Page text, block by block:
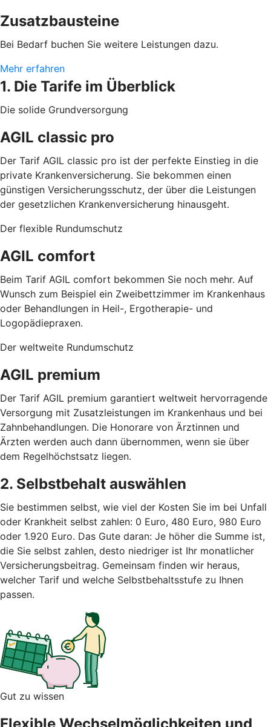
Zusatzbausteine
Bei Bedarf buchen Sie weitere Leistungen dazu.
Mehr erfahren
1. Die Tarife im Überblick
Die solide Grundversorgung
AGIL classic pro
Der Tarif AGIL classic pro ist der perfekte Einstieg in die
private Krankenversicherung. Sie bekommen einen
günstigen Versicherungsschutz, der über die Leistungen
der gesetzlichen Krankenversicherung hinausgeht.
Der flexible Rundumschutz
AGIL comfort
Beim Tarif AGIL comfort bekommen Sie noch mehr. Auf
Wunsch zum Beispiel ein Zweibettzimmer im Krankenhaus
oder Behandlungen in Heil-, Ergotherapie- und
Logopädiepraxen.
Der weltweite Rundumschutz
AGIL premium
Der Tarif AGIL premium garantiert weltweit hervorragende
Versorgung mit Zusatzleistungen im Krankenhaus und bei
Zahnbehandlungen. Die Honorare von Ärztinnen und
Ärzten werden auch dann übernommen, wenn sie über
dem Regelhöchstsatz liegen.
2. Selbstbehalt auswählen
Sie bestimmen selbst, wie viel der Kosten Sie im bei Unfall
oder Krankheit selbst zahlen: 0 Euro, 480 Euro, 980 Euro
oder 1.920 Euro. Das Gute daran: Je höher die Summe ist,
die Sie selbst zahlen, desto niedriger ist Ihr monatlicher
Versicherungsbeitrag. Gemeinsam finden wir heraus,
welcher Tarif und welche Selbstbehaltsstufe zu Ihnen
passen.
Gut zu wissen
Flexible Wechselmöglichkeiten und